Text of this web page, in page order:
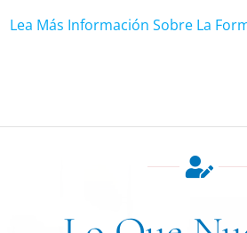
Lea Más Información Sobre La